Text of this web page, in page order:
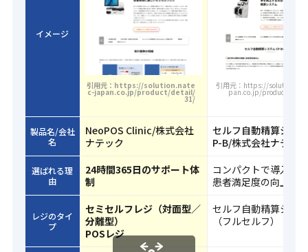
イメージ
引用元：https://solution.nate
c-japan.co.jp/product/detail/
31/
引用元：https://
pan.co.jp/product/
製品名/会社
名
NeoPOS Clinic/株式会社
ナテック
セルフ自動精算シス
P-B/株式会社ナテック
選ばれる理
由
24時間365日のサポート体
制
コンパクトで導入し
患者満足度の向上に
レジのタイ
プ
セミセルフレジ（対面型／
分離型）
POSレジ
セルフ自動精算シス
（フルセルフ）